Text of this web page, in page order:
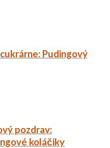
Pudingový
pozdrav:
koláčiky